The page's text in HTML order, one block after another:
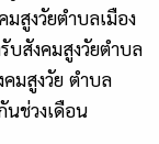
มสูงวัยตำบลเมือง
บสังคมสูงวัยตำบล
คมสูงวัย ตำบล
นช่วงเดือน